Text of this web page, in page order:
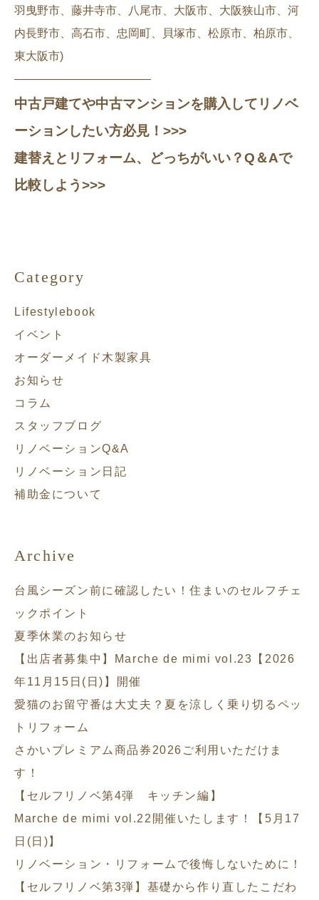
羽曳野市、藤井寺市、八尾市、大阪市、大阪狭山市、河
内長野市、高石市、忠岡町、貝塚市、松原市、柏原市、
東大阪市)
————————————
中古戸建てや中古マンションを購入してリノベ
ーションしたい方必見！>>>
建替えとリフォーム、どっちがいい？Q＆Aで
比較しよう>>>
Category
Lifestylebook
イベント
オーダーメイド木製家具
お知らせ
コラム
スタッフブログ
リノベーションQ&A
リノベーション日記
補助金について
Archive
台風シーズン前に確認したい！住まいのセルフチェ
ックポイント
夏季休業のお知らせ
【出店者募集中】Marche de mimi vol.23【2026
年11月15日(日)】開催
愛猫のお留守番は大丈夫？夏を涼しく乗り切るペッ
トリフォーム
さかいプレミアム商品券2026ご利用いただけま
す！
【セルフリノベ第4弾 キッチン編】
Marche de mimi vol.22開催いたします！【5月17
日(日)】
リノベーション・リフォームで後悔しないために！
【セルフリノベ第3弾】基礎から作り直したこだわ